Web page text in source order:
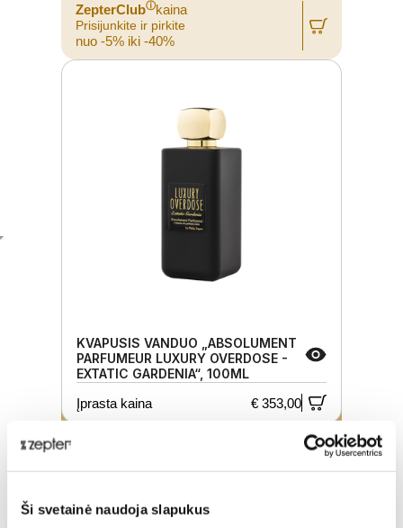
Ši svetainė naudoja slapukus
ZepterClubⓘkaina
Prisijunkite ir pirkite
nuo -5% iki -40%
KVAPUSIS VANDUO „ABSOLUMENT
PARFUMEUR LUXURY OVERDOSE -
EXTATIC GARDENIA“, 100ML
Įprasta kaina
€ 353,00
ZepterClub kaina
nuo -5% iki -40%